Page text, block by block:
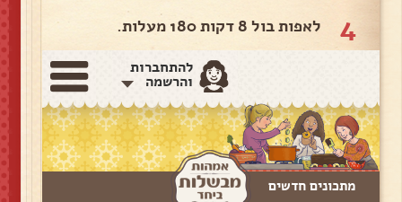
4 לאפות בול 8 דקות 180 מעלות.
להתחברות
והרשמה
מתכונים חדשים